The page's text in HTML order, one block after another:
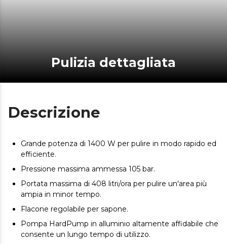
Pulizia dettagliata
Descrizione
Grande potenza di 1400 W per pulire in modo rapido ed
efficiente.
Pressione massima ammessa 105 bar.
Portata massima di 408 litri/ora per pulire un'area più
ampia in minor tempo.
Flacone regolabile per sapone.
Pompa HardPump in alluminio altamente affidabile che
consente un lungo tempo di utilizzo.